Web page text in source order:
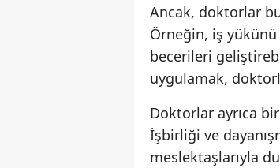
Ancak, doktorlar
Örneğin, iş
becerileri
uygulamak,
Doktorlar ayrıca
İşbirliği ve
meslektaşlarıyla